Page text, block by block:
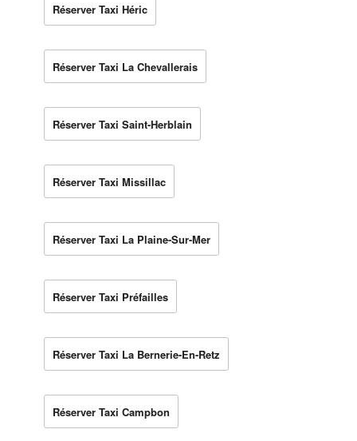
Réserver Taxi Héric
Réserver Taxi La Chevallerais
Réserver Taxi Saint-Herblain
Réserver Taxi Missillac
Réserver Taxi La Plaine-Sur-Mer
Réserver Taxi Préfailles
Réserver Taxi La Bernerie-En-Retz
Réserver Taxi Campbon